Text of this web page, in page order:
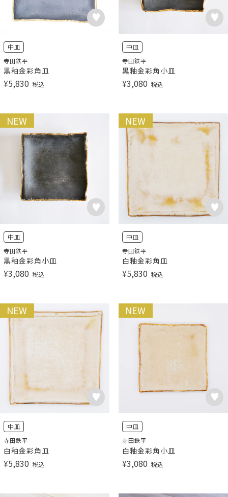
中皿
寺田鉄平
黒釉金彩角皿
¥5,830 税込
中皿
寺田鉄平
黒釉金彩角小皿
¥3,080 税込
NEW
中皿
寺田鉄平
黒釉金彩角小皿
¥3,080 税込
NEW
中皿
寺田鉄平
白釉金彩角皿
¥5,830 税込
NEW
中皿
寺田鉄平
白釉金彩角皿
¥5,830 税込
NEW
中皿
寺田鉄平
白釉金彩角小皿
¥3,080 税込